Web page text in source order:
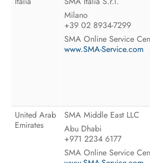
Milano
+39 02 8934-7299
SMA Online Service
www.SMA-Service.com
United Arab
Emirates
SMA Middle East LLC
Abu Dhabi
+971 2234 6177
SMA Online Service